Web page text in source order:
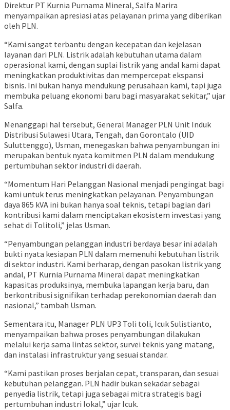
Direktur PT Kurnia Purnama Mineral, Salfa Marira
menyampaikan apresiasi atas pelayanan prima yang diberikan
oleh PLN.
“Kami sangat terbantu dengan kecepatan dan kejelasan
layanan dari PLN. Listrik adalah kebutuhan utama dalam
operasional kami, dengan suplai listrik yang andal kami dapat
meningkatkan produktivitas dan mempercepat ekspansi
bisnis. Ini bukan hanya mendukung perusahaan kami, tapi juga
membuka peluang ekonomi baru bagi masyarakat sekitar,” ujar
Salfa.
Menanggapi hal tersebut, General Manager PLN Unit Induk
Distribusi Sulawesi Utara, Tengah, dan Gorontalo (UID
Suluttenggo), Usman, menegaskan bahwa penyambungan ini
merupakan bentuk nyata komitmen PLN dalam mendukung
pertumbuhan sektor industri di daerah.
“Momentum Hari Pelanggan Nasional menjadi pengingat bagi
kami untuk terus meningkatkan pelayanan. Penyambungan
daya 865 kVA ini bukan hanya soal teknis, tetapi bagian dari
kontribusi kami dalam menciptakan ekosistem investasi yang
sehat di Tolitoli,” jelas Usman.
“Penyambungan pelanggan industri berdaya besar ini adalah
bukti nyata kesiapan PLN dalam memenuhi kebutuhan listrik
di sektor industri. Kami berharap, dengan pasokan listrik yang
andal, PT Kurnia Purnama Mineral dapat meningkatkan
kapasitas produksinya, membuka lapangan kerja baru, dan
berkontribusi signifikan terhadap perekonomian daerah dan
nasional,” tambah Usman.
Sementara itu, Manager PLN UP3 Toli toli, Icuk Sulistianto,
menyampaikan bahwa proses penyambungan dilakukan
melalui kerja sama lintas sektor, survei teknis yang matang,
dan instalasi infrastruktur yang sesuai standar.
“Kami pastikan proses berjalan cepat, transparan, dan sesuai
kebutuhan pelanggan. PLN hadir bukan sekadar sebagai
penyedia listrik, tetapi juga sebagai mitra strategis bagi
pertumbuhan industri lokal,” ujar Icuk.